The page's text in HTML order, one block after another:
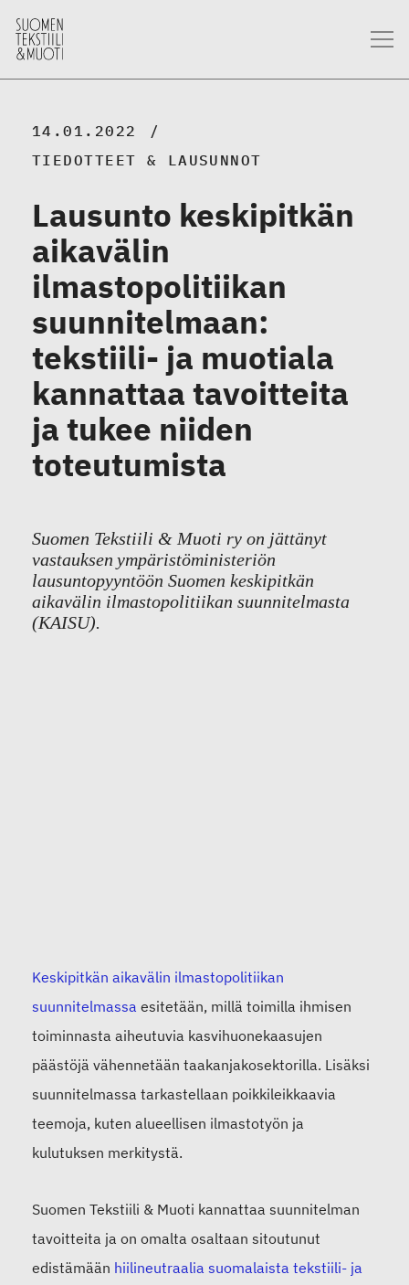
14.01.2022
TIEDOTTEET & LAUSUNNOT
Lausunto keskipitkän
aikavälin
ilmastopolitiikan
suunnitelmaan:
tekstiili- ja muotiala
kannattaa tavoitteita
ja tukee niiden
toteutumista
Suomen Tekstiili & Muoti ry on jättänyt
vastauksen ympäristöministeriön
lausuntopyyntöön Suomen keskipitkän
aikavälin ilmastopolitiikan suunnitelmasta
(KAISU).
Keskipitkän aikavälin ilmastopolitiikan
suunnitelmassa esitetään, millä toimilla ihmisen
toiminnasta aiheutuvia kasvihuonekaasujen
päästöjä vähennetään taakanjakosektorilla. Lisäksi
suunnitelmassa tarkastellaan poikkileikkaavia
teemoja, kuten alueellisen ilmastotyön ja
kulutuksen merkitystä.
Suomen Tekstiili & Muoti kannattaa suunnitelman
tavoitteita ja on omalta osaltaan sitoutunut
edistämään hiilineutraalia suomalaista tekstiili- ja